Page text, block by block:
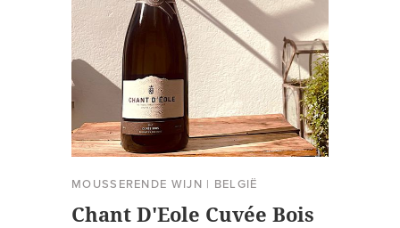
MOUSSERENDE WIJN | BELGIË
Chant D'Eole Cuvée Bois